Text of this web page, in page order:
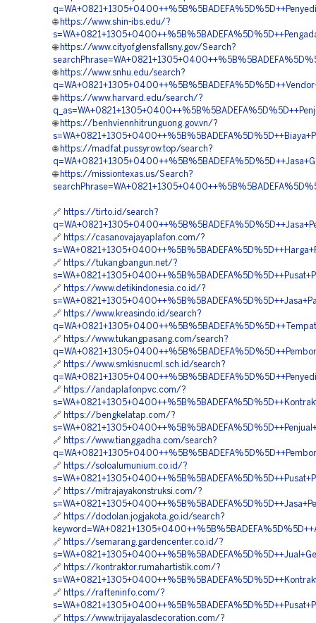
🌐 https://www.shin-ibs.edu/?
🌐 https://www.cityofglensfallsny.gov/Search?
🌐 https://www.snhu.edu/search?
🌐 https://www.harvard.edu/search/?
🌐 https://benhviennhitrunguong.gov.vn/?
🌐 https://madfat.pussyrow.top/search?
🌐 https://missiontexas.us/Search?
🔗 https://tirto.id/search?
🔗 https://casanovajayaplafon.com/?
🔗 https://tukangbangun.net/?
🔗 https://www.detikindonesia.co.id/?
🔗 https://www.kreasindo.id/search?
🔗 https://www.tukangpasang.com/search?
🔗 https://www.smkisnucml.sch.id/search?
🔗 https://andaplafonpvc.com/?
🔗 https://bengkelatap.com/?
🔗 https://www.tianggadha.com/search?
🔗 https://soloalumunium.co.id/?
🔗 https://mitrajayakonstruksi.com/?
🔗 https://dodolan.jogjakota.go.id/search?
🔗 https://semarang.gardencenter.co.id/?
🔗 https://kontraktor.rumahartistik.com/?
🔗 https://rafteninfo.com/?
🔗 https://www.trijayalasdecoration.com/?